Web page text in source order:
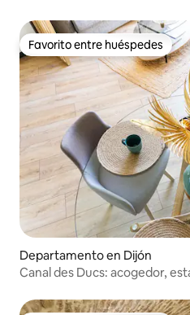
Favorito entre huéspedes
Favorito entre huéspedes
Departamento en Dijón
Canal des Ducs: acogedor,